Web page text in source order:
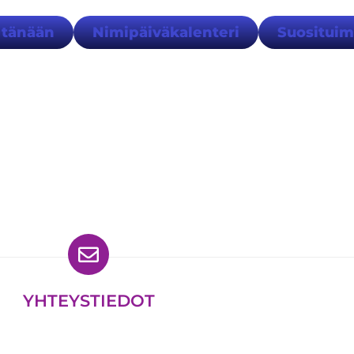
Nimipäiväkalenteri
YHTEYSTIEDOT